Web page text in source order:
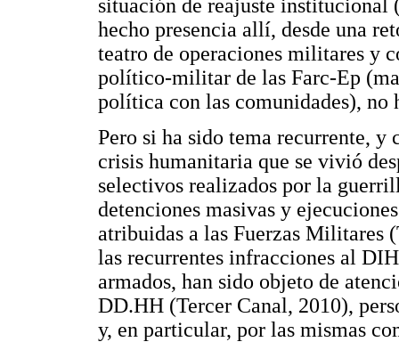
situación de reajuste institucional
hecho presencia allí, desde una
teatro de operaciones militares y
político-militar de las Farc-Ep
política con las comunidades), no
Pero si ha sido tema recurrente, y
crisis humanitaria que se vivió
selectivos realizados por la
detenciones masivas y
atribuidas a las Fuerzas Militares
las recurrentes infracciones al
armados, han sido objeto de
DD.HH (Tercer Canal, 2010),
y, en particular, por las mismas